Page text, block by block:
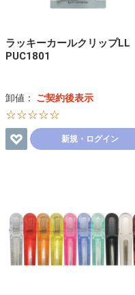
ラッキーカールクリップLL
PUC1801
卸値： ご契約後表示
☆☆☆☆☆
新規・ログイン